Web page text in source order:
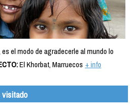
el modo de agradecerle al mundo lo
El Khorbat, Marruecos + info
visitado